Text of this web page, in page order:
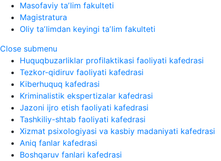
Masofaviy taʼlim fakulteti
Magistratura
Oliy taʼlimdan keyingi taʼlim fakulteti
Close submenu
Huquqbuzarliklar profilaktikasi faoliyati kafedrasi
Tezkor-qidiruv faoliyati kafedrasi
Kiberhuquq kafedrasi
Kriminalistik ekspertizalar kafedrasi
Jazoni ijro etish faoliyati kafedrasi
Tashkiliy-shtab faoliyati kafedrasi
Xizmat psixologiyasi va kasbiy madaniyati kafedrasi
Aniq fanlar kafedrasi
Boshqaruv fanlari kafedrasi